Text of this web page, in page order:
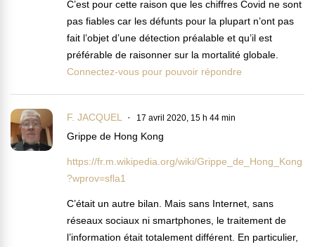
C’est pour cette raison que les chiffres Covid ne sont
pas fiables car les défunts pour la plupart n’ont pas
fait l’objet d’une détection préalable et qu’il est
préférable de raisonner sur la mortalité globale.
Connectez-vous pour pouvoir répondre
F. JACQUEL 17 avril 2020, 15 h 44 min
Grippe de Hong Kong
https://fr.m.wikipedia.org/wiki/Grippe_de_Hong_Kong
?wprov=sfla1
C’était un autre bilan. Mais sans Internet, sans
réseaux sociaux ni smartphones, le traitement de
l’information était totalement différent. En particulier,